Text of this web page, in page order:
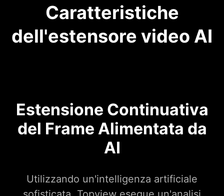
Caratteristiche
dell'estensore video AI
Estensione Continuativa
del Frame Alimentata da
AI
Utilizzando un'intelligenza artificiale